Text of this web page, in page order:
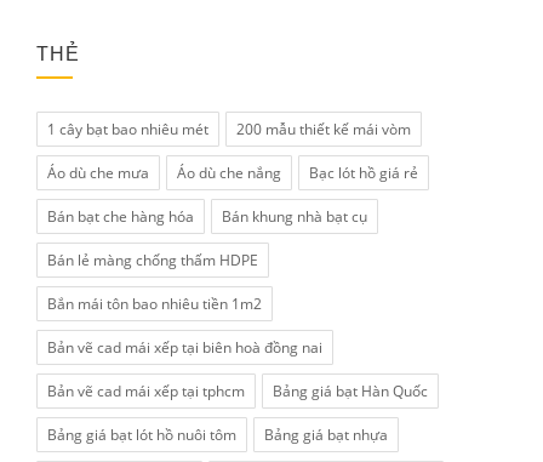
THẺ
1 cây bạt bao nhiêu mét 200 mẫu thiết kế mái vòm
Áo dù che mưa Áo dù che nắng Bạc lót hồ giá rẻ
Bán bạt che hàng hóa Bán khung nhà bạt cụ
Bán lẻ màng chống thấm HDPE
Bắn mái tôn bao nhiêu tiền 1m2
Bản vẽ cad mái xếp tại biên hoà đồng nai
Bản vẽ cad mái xếp tại tphcm Bảng giá bạt Hàn Quốc
Bảng giá bạt lót hồ nuôi tôm Bảng giá bạt nhựa